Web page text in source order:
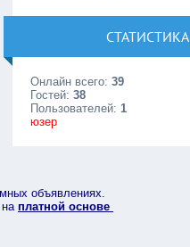
СТАТИСТИКА
Онлайн всего:39
Гостей:38
Пользователей:1
юзер
объявлениях.
на платной основе